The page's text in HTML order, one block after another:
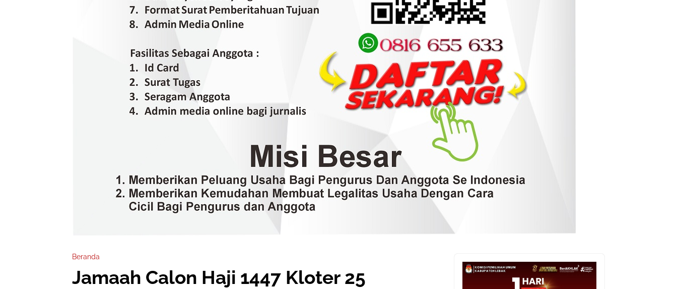
Beranda
Jamaah Calon Haji 1447 Kloter 25